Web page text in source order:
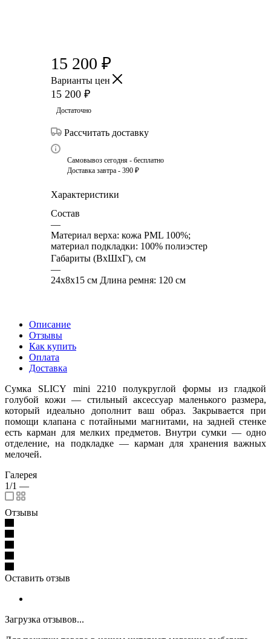
15 200 ₽
Варианты цен
15 200 ₽
Достаточно
Рассчитать доставку
Самовывоз сегодня - бесплатно
Доставка завтра - 390 ₽
Характеристики
Состав
—
Материал верха: кожа PML 100%;
материал подкладки: 100% полиэстер
Габариты (ВхШхГ), см
—
24х8х15 см Длина ремня: 120 cм
Описание
Отзывы
Как купить
Оплата
Доставка
Сумка SLICY mini 2210 полукруглой формы из гладкой
голубой кожи — стильный аксессуар маленького размера,
который идеально дополнит ваш образ. Закрывается при
помощи клапана с потайными магнитами, на задней стенке
есть карман для мелких предметов. Внутри сумки — одно
отделение, на подкладке — карман для хранения важных
мелочей.
Галерея
1/1 —
Отзывы
Оставить отзыв
Загрузка отзывов...